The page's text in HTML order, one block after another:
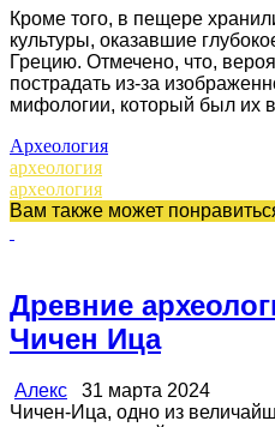
Кроме того, в пещере
культуры, оказавшие
Грецию. Отмечено, что,
пострадать из-за
мифологии, который был их
Археология
археология
археология
Вам также может
Древние
Чичен Ица
Алекс 31 марта 2024
Чичен-Ица, одно из